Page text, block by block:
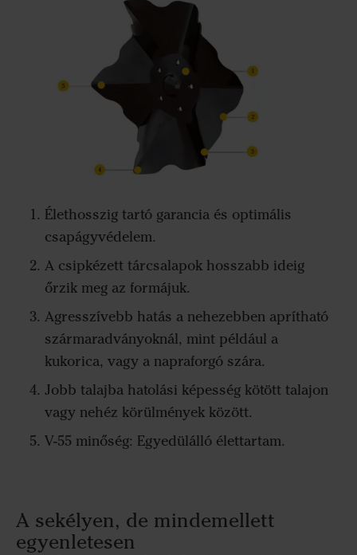
Élethosszig tartó garancia és optimális
csapágyvédelem.
A csipkézett tárcsalapok hosszabb ideig
őrzik meg az formájuk.
Agresszívebb hatás a nehezebben aprítható
szármaradványoknál, mint például a
kukorica, vagy a napraforgó szára.
Jobb talajba hatolási képesség kötött talajon
vagy nehéz körülmények között.
V-55 minőség: Egyedülálló élettartam.
A sekélyen, de mindemellett
egyenletesen